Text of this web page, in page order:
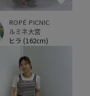
ROPÉ PICNIC
ルミネ大宮
ヒラ (162cm)